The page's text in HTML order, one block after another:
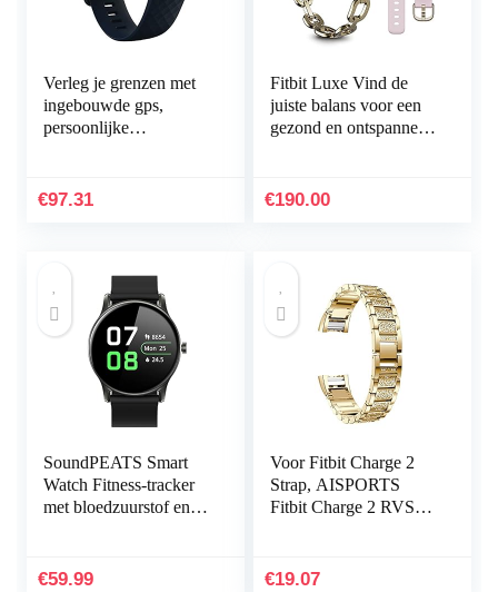
Verleg je grenzen met
ingebouwde gps,
persoonlijke
7 dagen en meer op…
€97.31
Fitbit Luxe Vind de
juiste balans voor een
gezond en ontspannen
€190.00
SoundPEATS Smart
Watch Fitness-tracker
met bloedzuurstof en
waterdichte
€59.99
Voor Fitbit Charge 2
Strap, AISPORTS
Fitbit Charge 2 RVS
Vervangende Band
€19.07